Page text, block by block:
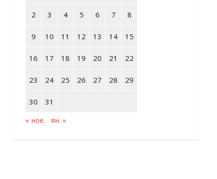
2 3 4 5 6 7 8
9 10 11 12 13 14 15
16 17 18 19 20 21 22
23 24 25 26 27 28 29
30
31
« ное.
ян. »